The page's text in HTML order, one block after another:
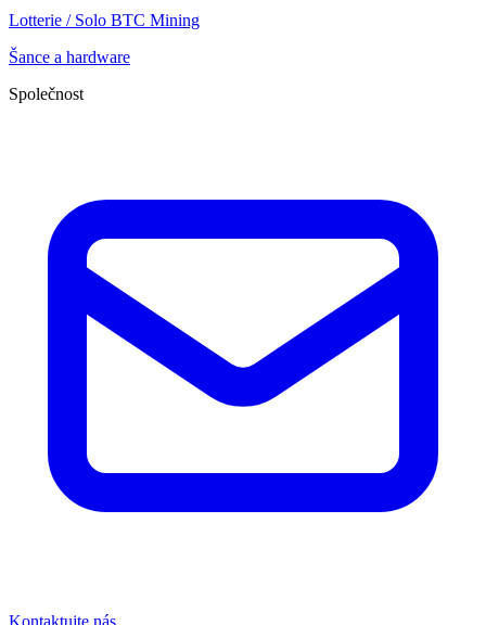
Lotterie / Solo BTC Mining
Šance a hardware
Společnost
Kontaktujte nás